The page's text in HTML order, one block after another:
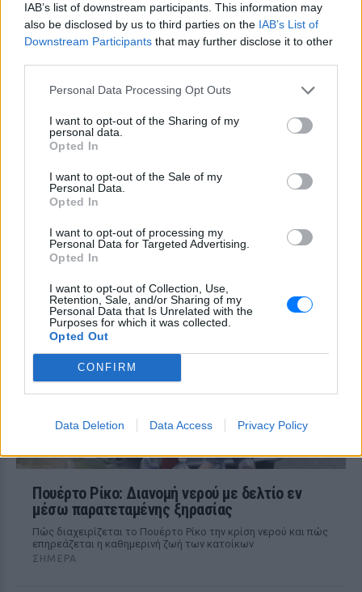
IAB’s list of downstream participants. This information may
also be disclosed by us to third parties on the IAB’s List of
Downstream Participants that may further disclose it to other
Personal Data Processing Opt Outs
I want to opt-out of the Sharing of my
personal data.
Opted In
I want to opt-out of the Sale of my
Personal Data.
Opted In
I want to opt-out of processing my
Personal Data for Targeted Advertising.
Opted In
I want to opt-out of Collection, Use,
Retention, Sale, and/or Sharing of my
Personal Data that Is Unrelated with the
Purposes for which it was collected.
Opted Out
CONFIRM
Data Deletion Data Access Privacy Policy
Αλεν σε στάση λεωφορείου, με
αποτέλεσμα τον θάνατό του, σύμφωνα
με τις αρχές
Σέρρες: Συγκλονίζει η
«Κοίταξα να στρίψω αριστερά
ΣΉΜΕΡΑ
περιέγραψε πώς έγινε το μοιραίο
κατηγορείται για σeξουαλική
κακοποίηση δύο ανήλικων
ΣΉΜΕΡΑ
Οι αστυνομικές Αρχές δεν αποκλείουν
την ύπαρξη περισσότερων θυμάτων
Πουέρτο Ρίκο: Διανομή νερού με δελτίο εν
μέσω παρατεταμένης ξηρασίας
Πώς διαχειρίζεται το Πουέρτο Ρίκο την κρίση νερού και πώς
επηρεάζεται η καθημερινή ζωή των κατοίκων
ΣΉΜΕΡΑ